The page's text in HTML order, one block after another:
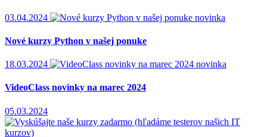
03.04.2024 novinka
Nové kurzy Python v našej ponuke
18.03.2024 novinka
VideoClass novinky na marec 2024
05.03.2024